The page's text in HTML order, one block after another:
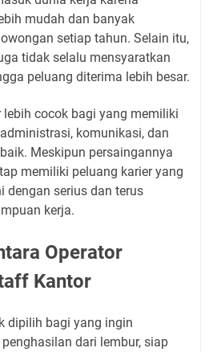
mudah dan banyak
setiap tahun. Selain itu,
tidak selalu mensyaratkan
peluang diterima lebih besar.
cocok bagi yang memiliki
komunikasi, dan
Meskipun persaingannya
memiliki peluang karier yang
dengan serius dan terus
kerja.
Operator
Kantor
dipilih bagi yang ingin
dari lembur, siap